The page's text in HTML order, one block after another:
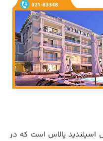
اسپلندید پالاس است که در